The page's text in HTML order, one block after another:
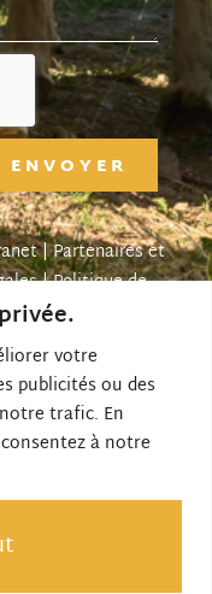
votre
publicités ou des
trafic. En
à notre
ENVOYER
|Partenaires et
|Politique de
agence web
Loire Forez
dans le Cadre du
Rural
les zones rurales.